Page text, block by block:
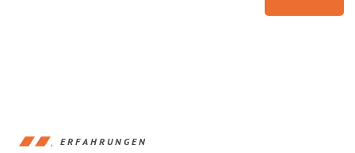
ERFAHRUNGEN